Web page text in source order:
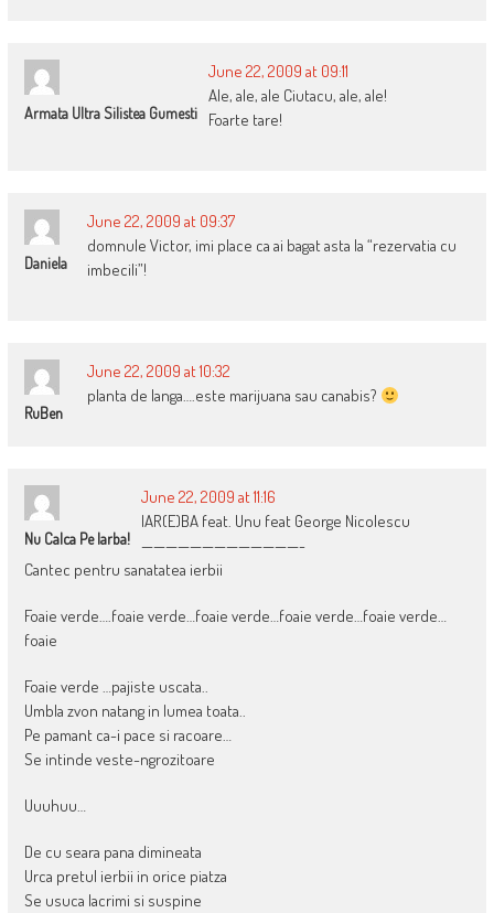
Armata Ultra Silistea Gumesti
June 22, 2009 at 09:11
Ale, ale, ale Ciutacu, ale, ale!
Foarte tare!
Daniela
June 22, 2009 at 09:37
domnule Victor, imi place ca ai bagat asta la “rezervatia cu
imbecili”!
RuBen
June 22, 2009 at 10:32
planta de langa….este marijuana sau canabis?
Nu Calca Pe Iarba!
June 22, 2009 at 11:16
IAR(E)BA feat. Unu feat George Nicolescu
—————————————-
Cantec pentru sanatatea ierbii
Foaie verde….foaie verde…foaie verde…foaie verde…foaie verde…
foaie
Foaie verde …pajiste uscata..
Umbla zvon natang in lumea toata..
Pe pamant ca-i pace si racoare…
Se intinde veste-ngrozitoare
Uuuhuu…
De cu seara pana dimineata
Urca pretul ierbii in orice piatza
Se usuca lacrimi si suspine